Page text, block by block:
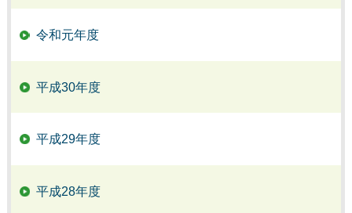
令和元年度
平成30年度
平成29年度
平成28年度